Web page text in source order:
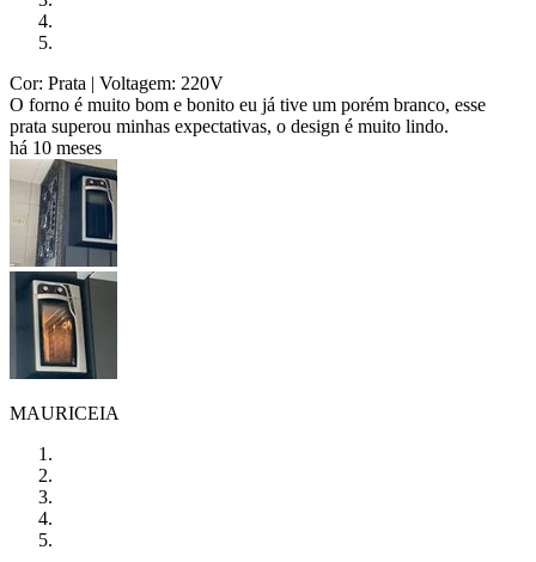
Cor: Prata | Voltagem: 220V
O forno é muito bom e bonito eu já tive um porém branco, esse
prata superou minhas expectativas, o design é muito lindo.
há 10 meses
MAURICEIA